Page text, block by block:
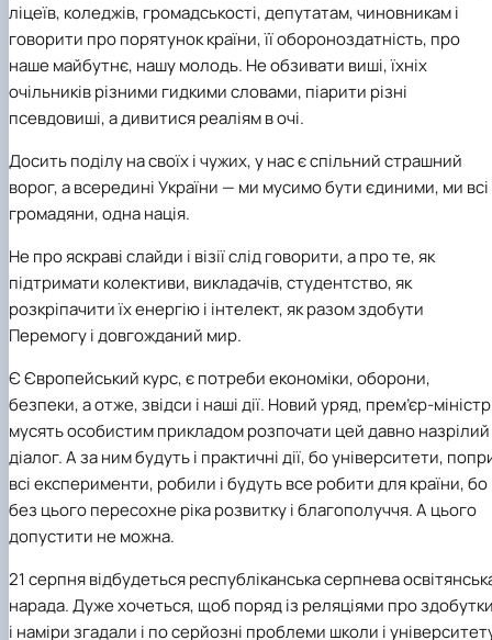
ліцеїв, коледжів, громадськості, депутатам, чиновникам і
говорити про порятунок країни, її обороноздатність, про
наше майбутнє, нашу молодь. Не обзивати виші, їхніх
очільників різними гидкими словами, піарити різні
псевдовиші, а дивитися реаліям в очі.
Досить поділу на своїх і чужих, у нас є спільний страшний
ворог, а всередині України — ми мусимо бути єдиними, ми всі
громадяни, одна нація.
Не про яскраві слайди і візії слід говорити, а про те, як
підтримати колективи, викладачів, студентство, як
розкріпачити їх енергію і інтелект, як разом здобути
Перемогу і довгожданий мир.
Є Європейський курс, є потреби економіки, оборони,
безпеки, а отже, звідси і наші дії. Новий уряд, прем’єр-міністр
мусять особистим прикладом розпочати цей давно назрілий
діалог. А за ним будуть і практичні дії, бо університети,
всі експерименти, робили і будуть все робити для країни, бо
без цього пересохне ріка розвитку і благополуччя. А цього
допустити не можна.
21 серпня відбудеться республіканська серпнева
нарада. Дуже хочеться, щоб поряд із реляціями про
і наміри згадали і по серйозні проблеми школи і